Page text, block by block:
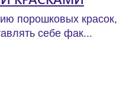
порошковых красок,
себе фак...